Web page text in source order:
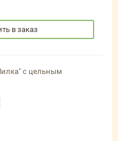
в заказ
с цельным